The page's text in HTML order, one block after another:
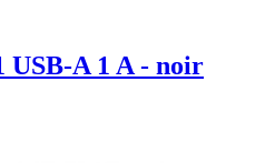
USB-A 1 A - noir